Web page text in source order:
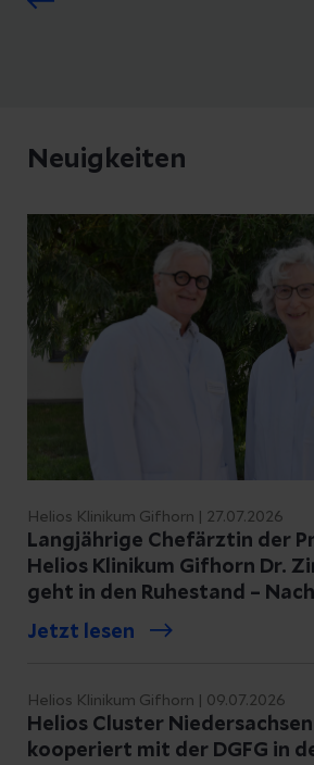
Neuigkeiten
Helios Klinikum Gifhorn | 27.07.2026
Langjährige Chefärztin der
Helios Klinikum Gifhorn Dr.
geht in den Ruhestand –
Jetzt lesen
Helios Klinikum Gifhorn | 09.07.2026
Helios Cluster
kooperiert mit der DGFG in